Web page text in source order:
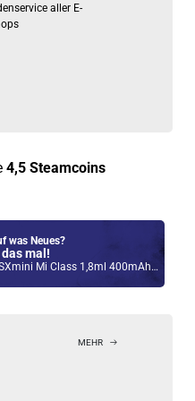
aller E-
4,5 Steamcoins
was Neues?
mal!
Mi Class 1,8ml 400mAh Pod System Blau
MEHR